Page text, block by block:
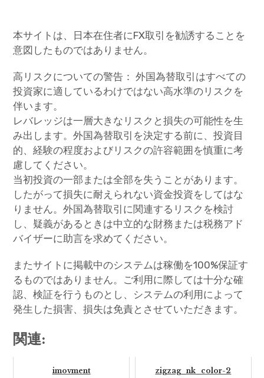
本サイトは、日本在住者にFX取引を勧誘することを
意図したものではありません。
高リスクについての警告： 外国為替取引はすべての
投資家に適しているわけではない高水準のリスクを
伴います。
レバレッジは一層大きなリスクと損失の可能性を生
み出します。外国為替取引を決定する前に、投資目
的、経験の程度およびリスクの許容範囲を慎重に考
慮してください。
当初投資の一部または全部を失うことがあります。
したがって損失に耐えられない資金投資をしてはな
りません。外国為替取引に関連するリスクを検討
し、疑義があるときは中立的な財務または税務アド
バイザーに助言を求めてください。
またサイトに掲載中のシステムは稼働を100%保証す
るものではありません。ご利用に際しては十分な確
認、検証を行うものとし、システムの利用によって
発生した損害、損失は免責とさせていただきます。
関連:
imovment zigzag_nk_color-2